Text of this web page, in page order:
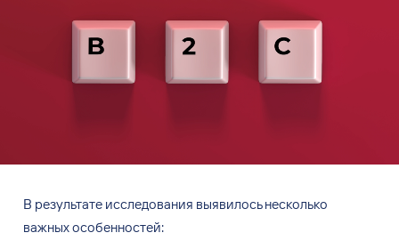
В результате исследования выявилось несколько
важных особенностей: